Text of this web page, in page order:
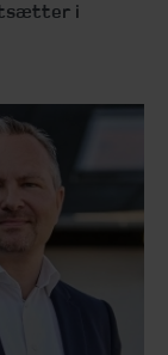
i